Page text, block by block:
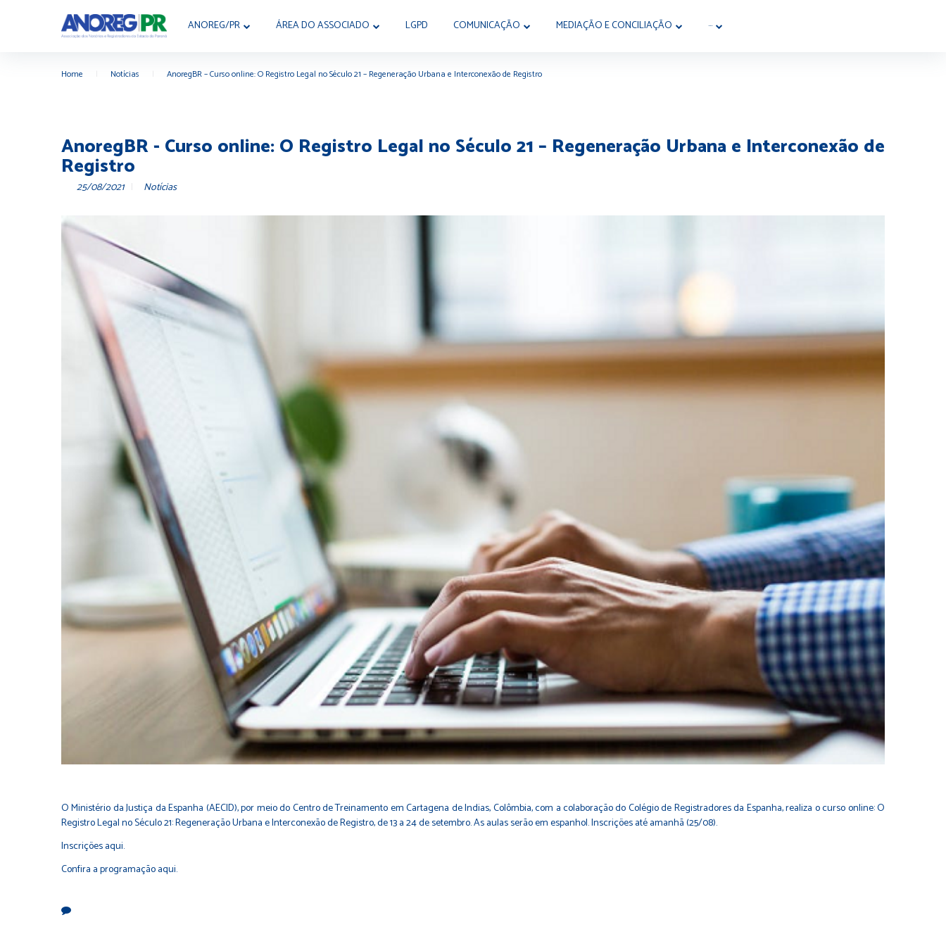
ANOREG/PR ÁREA DO ASSOCIADO LGPD COMUNICAÇÃO MEDIAÇÃO E CONCILIAÇÃO ···
Home Notícias AnoregBR – Curso online: O Registro Legal no Século 21 – Regeneração Urbana e Interconexão de Registro
AnoregBR - Curso online: O Registro Legal no Século 21 – Regeneração Urbana e Interconexão de
Registro
25/08/2021 Notícias
O Ministério da Justiça da Espanha (AECID), por meio do Centro de Treinamento em Cartagena de Indias, Colômbia, com a colaboração do Colégio de Registradores da Espanha, realiza o curso online: O
Registro Legal no Século 21: Regeneração Urbana e Interconexão de Registro, de 13 a 24 de setembro. As aulas serão em espanhol. Inscrições até amanhã (25/08).
Inscrições aqui.
Confira a programação aqui.